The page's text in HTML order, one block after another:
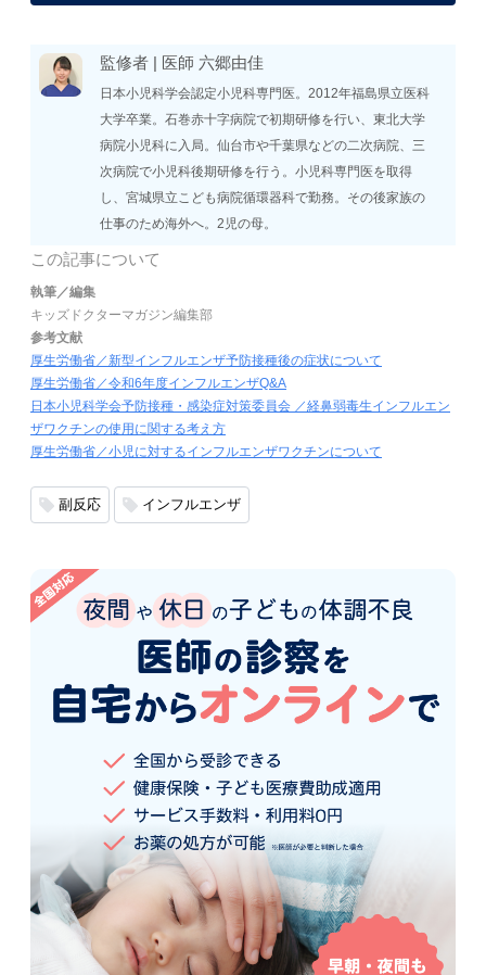
監修者 | 医師 六郷由佳
日本小児科学会認定小児科専門医。2012年福島県立医科
大学卒業。石巻赤十字病院で初期研修を行い、東北大学
病院小児科に入局。仙台市や千葉県などの二次病院、三
次病院で小児科後期研修を行う。小児科専門医を取得
し、宮城県立こども病院循環器科で勤務。その後家族の
仕事のため海外へ。2児の母。
この記事について
執筆／編集
キッズドクターマガジン編集部
参考文献
厚生労働省／新型インフルエンザ予防接種後の症状について
厚生労働省／令和6年度インフルエンザQ&A
日本小児科学会予防接種・感染症対策委員会 ／経鼻弱毒生インフルエン
ザワクチンの使用に関する考え方
厚生労働省／小児に対するインフルエンザワクチンについて
副反応 インフルエンザ